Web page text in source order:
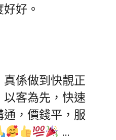
好。
係做到快靚正
以客為先，快速
通，價錢平，服
…